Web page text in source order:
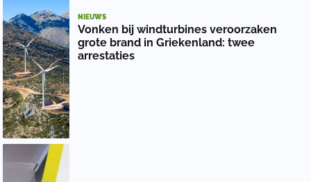
NIEUWS
Vonken bij windturbines veroorzaken
grote brand in Griekenland: twee
arrestaties